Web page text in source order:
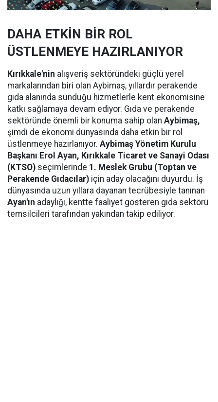
DAHA ETKİN BİR ROL
ÜSTLENMEYE HAZIRLANIYOR
Kırıkkale'nin alışveriş sektöründeki güçlü yerel
markalarından biri olan Aybimaş, yıllardır perakende
gıda alanında sunduğu hizmetlerle kent ekonomisine
katkı sağlamaya devam ediyor. Gıda ve perakende
sektöründe önemli bir konuma sahip olan Aybimaş,
şimdi de ekonomi dünyasında daha etkin bir rol
üstlenmeye hazırlanıyor. Aybimaş Yönetim Kurulu
Başkanı Erol Ayan, Kırıkkale Ticaret ve Sanayi Odası
(KTSO) seçimlerinde 1. Meslek Grubu (Toptan ve
Perakende Gıdacılar) için aday olacağını duyurdu. İş
dünyasında uzun yıllara dayanan tecrübesiyle tanınan
Ayan'ın adaylığı, kentte faaliyet gösteren gıda sektörü
temsilcileri tarafından yakından takip ediliyor.